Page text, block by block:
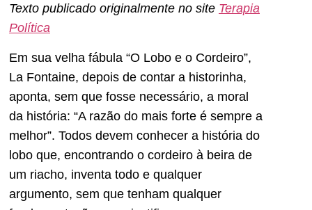
Texto publicado originalmente no site Terapia
Política
Em sua velha fábula “O Lobo e o Cordeiro”,
La Fontaine, depois de contar a historinha,
aponta, sem que fosse necessário, a moral
da história: “A razão do mais forte é sempre a
melhor”. Todos devem conhecer a história do
lobo que, encontrando o cordeiro à beira de
um riacho, inventa todo e qualquer
argumento, sem que tenham qualquer